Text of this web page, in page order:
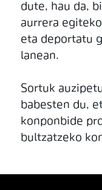
dute, hau da,
aurrera
eta deportatu
lanean.
Sortuk
babesten du,
konponbide
bultzatzeko